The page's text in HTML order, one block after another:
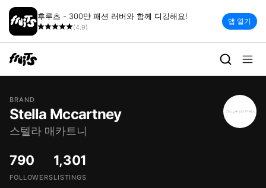
후루츠 - 300만 패션 러버와 함께 디깅해요!
(4.9)
앱 열기
BRAND
Stella Mccartney
스텔라 매카트니
790
FOLLOWERS
1,301
LISTINGS